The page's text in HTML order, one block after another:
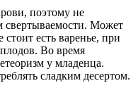
поэтому не
свертываемости. Может
есть варенье, при
Во время
у младенца.
сладким десертом.